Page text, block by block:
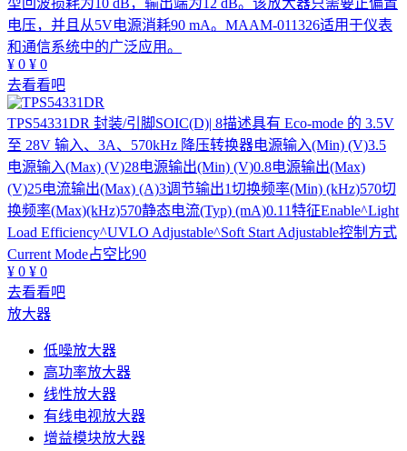
型回波损耗为10 dB，输出端为12 dB。该放大器只需要正偏置
电压，并且从5V电源消耗90 mA。MAAM-011326适用于仪表
和通信系统中的广泛应用。
¥ 0 ¥ 0
去看看吧
TPS54331DR 封装/引脚SOIC(D)| 8描述具有 Eco-mode 的 3.5V
至 28V 输入、3A、570kHz 降压转换器电源输入(Min) (V)3.5
电源输入(Max) (V)28电源输出(Min) (V)0.8电源输出(Max)
(V)25电流输出(Max) (A)3调节输出1切换频率(Min) (kHz)570切
换频率(Max)(kHz)570静态电流(Typ) (mA)0.11特征Enable^Light
Load Efficiency^UVLO Adjustable^Soft Start Adjustable控制方式
Current Mode占空比90
¥ 0 ¥ 0
去看看吧
放大器
低噪放大器
高功率放大器
线性放大器
有线电视放大器
增益模块放大器